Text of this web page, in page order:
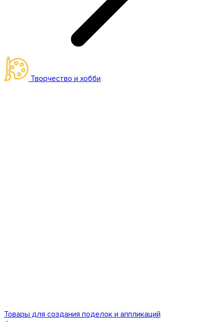
Творчество и хобби
Товары для создания поделок и аппликаций